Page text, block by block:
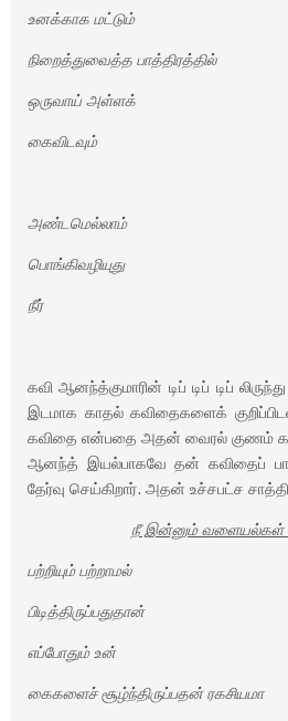
உனக்காக மட்டும்
நிறைத்துவைத்த பாத்திரத்தில்
ஒருவாய் அள்ளக்
கைவிடவும்
அண்டமெல்லாம்
பொங்கிவழியுது
நீர்
கவி ஆனந்த்குமாரின் டிப் டிப் டிப்
இடமாக காதல் கவிதைகளைக்
கவிதை என்பதை அதன் வைரல் குணம்
ஆனந்த் இயல்பாகவே தன் கவிதைப்
தேர்வு செய்கிறார். அதன் உச்சபட்ச
நீ இன்னும் வளையல்கள்
பற்றியும் பற்றாமல்
பிடித்திருப்பதுதான்
எப்போதும் உன்
கைகளைச் சூழ்ந்திருப்பதன் ரகசியமா